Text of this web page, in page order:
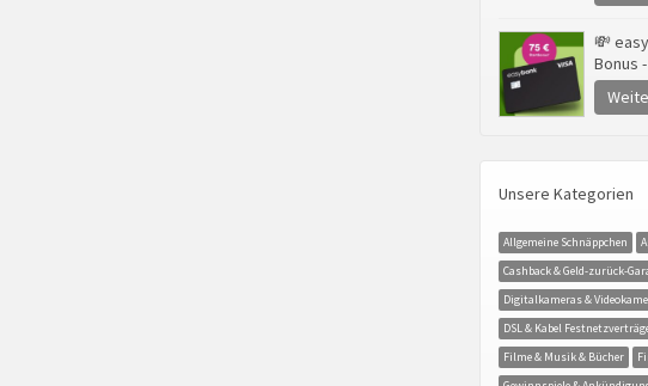
💸
Bonus
Unsere Kategorien
Allgemeine Schnäppchen
Cashback & Geld-zurück-
Digitalkameras &
DSL & Kabel
Filme & Musik & Bücher